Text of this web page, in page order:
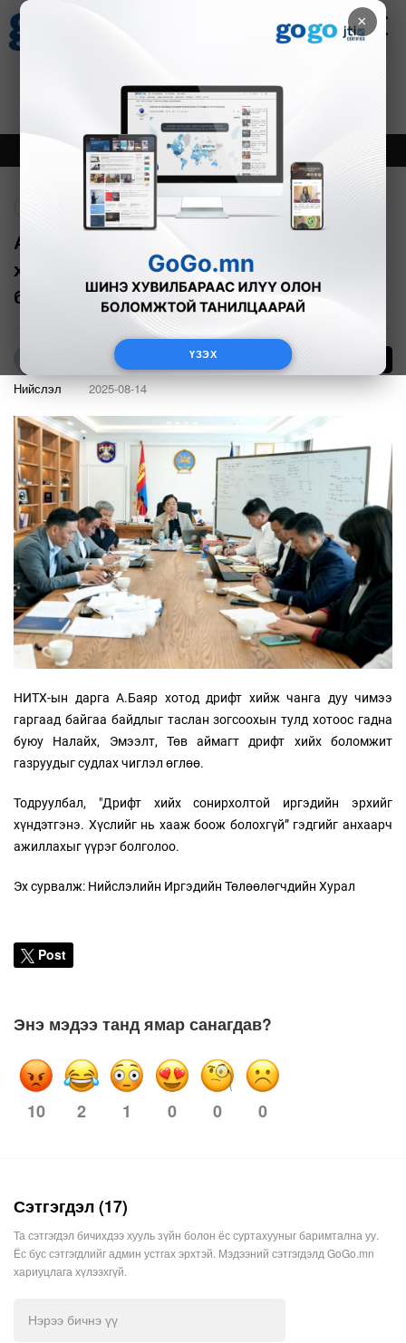
×
ҮЗЭХ
Зурхай
8.09
Онцлох Шинэ
А.Баяраа: Дрифт хийх сонирхолтой
хүмүүсийн хүслийг хааж, боож
болохгүй
Б.Нямдарь
Нийслэл 2025-08-14
НИТХ-ын дарга А.Баяр хотод дрифт хийж чанга дуу чимээ
гаргаад байгаа байдлыг таслан зогсоохын тулд хотоос гадна
буюу Налайх, Эмээлт, Төв аймагт дрифт хийх боломжит
газруудыг судлах чиглэл өглөө.
Тодруулбал, "Дрифт хийх сонирхолтой иргэдийн эрхийг
хүндэтгэнэ. Хүслийг нь хааж боож болохгүй” гэдгийг анхаарч
ажиллахыг үүрэг болголоо.
Эх сурвалж: Нийслэлийн Иргэдийн Төлөөлөгчдийн Хурал
Post
Энэ мэдээ танд ямар санагдав?
10 2 1 0 0 0
Сэтгэгдэл (17)
Та сэтгэгдэл бичихдээ хууль зүйн болон ёс суртахууныг баримтална уу.
Ёс бус сэтгэгдлийг админ устгах эрхтэй. Мэдээний сэтгэгдэлд GoGo.mn
хариуцлага хүлээхгүй.